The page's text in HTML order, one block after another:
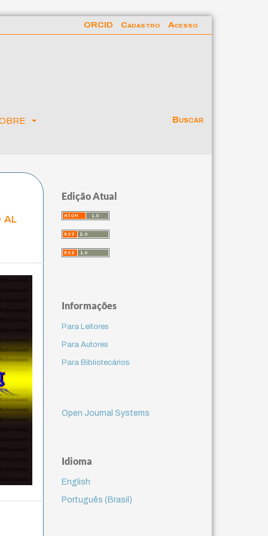
Buscar
ORCID Cadastro Acesso
al
Edição Atual
Informações
Para Leitores
Para Autores
Para Bibliotecários
Open Journal Systems
Idioma
English
Português (Brasil)